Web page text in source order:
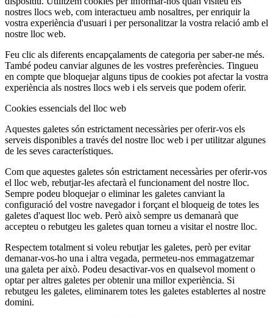
nostres llocs web, com interactueu amb nosaltres, per enriquir la
vostra experiència d'usuari i per personalitzar la vostra relació amb el
nostre lloc web.
Feu clic als diferents encapçalaments de categoria per saber-ne més.
També podeu canviar algunes de les vostres preferències. Tingueu
en compte que bloquejar alguns tipus de cookies pot afectar la vostra
experiència als nostres llocs web i els serveis que podem oferir.
Cookies essencials del lloc web
Aquestes galetes són estrictament necessàries per oferir-vos els
serveis disponibles a través del nostre lloc web i per utilitzar algunes
de les seves característiques.
Com que aquestes galetes són estrictament necessàries per oferir-vos
el lloc web, rebutjar-les afectarà el funcionament del nostre lloc.
Sempre podeu bloquejar o eliminar les galetes canviant la
configuració del vostre navegador i forçant el bloqueig de totes les
galetes d'aquest lloc web. Però això sempre us demanarà que
accepteu o rebutgeu les galetes quan torneu a visitar el nostre lloc.
Respectem totalment si voleu rebutjar les galetes, però per evitar
demanar-vos-ho una i altra vegada, permeteu-nos emmagatzemar
una galeta per això. Podeu desactivar-vos en qualsevol moment o
optar per altres galetes per obtenir una millor experiència. Si
rebutgeu les galetes, eliminarem totes les galetes establertes al nostre
domini.